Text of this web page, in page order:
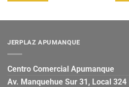
JERPLAZ APUMANQUE
Centro Comercial Apumanque
Av. Manquehue Sur 31, Local 324